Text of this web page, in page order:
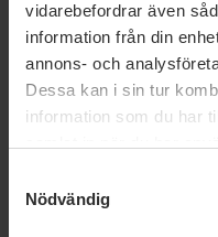
vidarebefordrar även
information från din
annons- och
Dessa kan i sin tur
information som du har
Nödvändig
Dela denna
att